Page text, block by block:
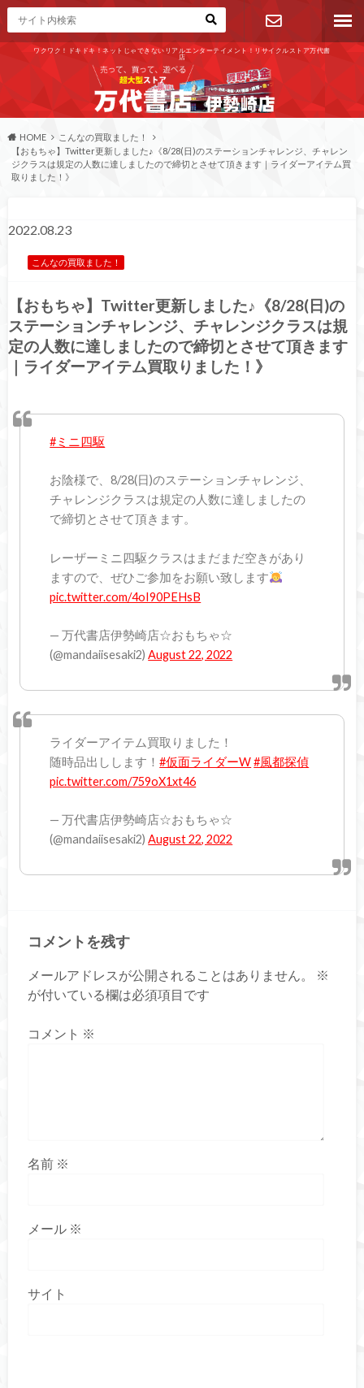
ワクワク！ドキドキ！ネットじゃできないリアルエンターテイメント！リサイクルストア万代書
店
お問い合わ
せ
HOME
こんなの買取ました！
【おもちゃ】Twitter更新しました♪《8/28(日)のステーションチャレンジ、チャレン
ジクラスは規定の人数に達しましたので締切とさせて頂きます｜ライダーアイテム買
取りました！》
2022.08.23
こんなの買取ました！
【おもちゃ】Twitter更新しました♪《8/28(日)の
ステーションチャレンジ、チャレンジクラスは規
定の人数に達しましたので締切とさせて頂きます
｜ライダーアイテム買取りました！》
#ミニ四駆
お陰様で、8/28(日)のステーションチャレンジ、
チャレンジクラスは規定の人数に達しましたの
で締切とさせて頂きます。
レーザーミニ四駆クラスはまだまだ空きがあり
ますので、ぜひご参加をお願い致します
pic.twitter.com/4oI90PEHsB
— 万代書店伊勢崎店☆おもちゃ☆
(@mandaiisesaki2)August 22, 2022
ライダーアイテム買取りました！
随時品出しします！#仮面ライダーW#風都探偵
pic.twitter.com/759oX1xt46
— 万代書店伊勢崎店☆おもちゃ☆
(@mandaiisesaki2)August 22, 2022
コメントを残す
メールアドレスが公開されることはありません。
※
が付いている欄は必須項目です
コメント ※
名前 ※
メール ※
サイト